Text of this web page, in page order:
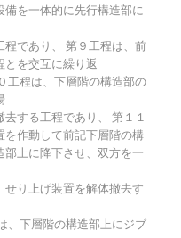
備を一体的に先行構造部に
程であり、 第９工程は、前
とを交互に繰り返
工程は、下層階の構造部の
する工程であり、 第１１
を作動して前記下層階の構
部上に降下させ、双方を一
せり上げ装置を解体撤去す
、下層階の構造部上にジブ